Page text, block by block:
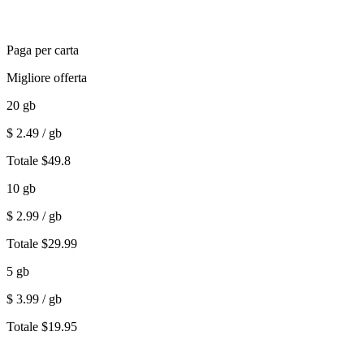
Paga per carta
Migliore offerta
20 gb
$ 2.49 / gb
Totale $49.8
10 gb
$ 2.99 / gb
Totale $29.99
5 gb
$ 3.99 / gb
Totale $19.95